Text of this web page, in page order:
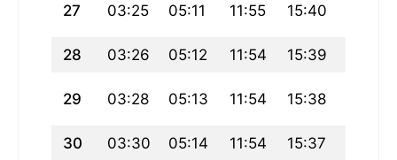
27 03:25 05:11 11:55 15:40
28 03:26 05:12 11:54 15:39
29 03:28 05:13 11:54 15:38
30 03:30 05:14 11:54 15:37